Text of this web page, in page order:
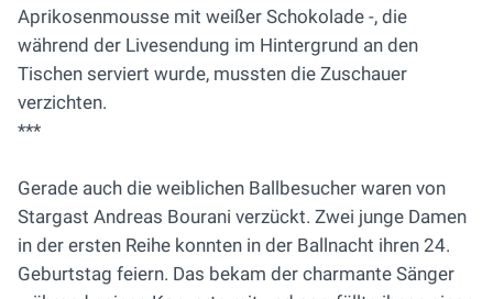
Aprikosenmousse mit weißer Schokolade -, die
während der Livesendung im Hintergrund an den
Tischen serviert wurde, mussten die Zuschauer
verzichten.
***
Gerade auch die weiblichen Ballbesucher waren von
Stargast Andreas Bourani verzückt. Zwei junge Damen
in der ersten Reihe konnten in der Ballnacht ihren 24.
Geburtstag feiern. Das bekam der charmante Sänger